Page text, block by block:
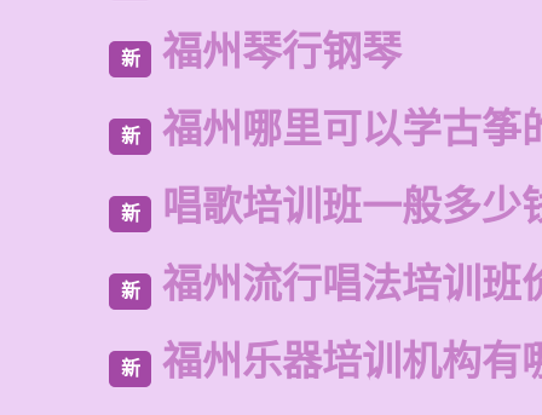
新 福州琴行钢琴
新 福州哪里可以学古筝
新 唱歌培训班一般多少
新 福州流行唱法培训班
新 福州乐器培训机构有